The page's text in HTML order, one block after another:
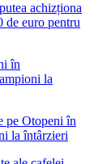
achizționa
de euro pentru
pe Otopeni în
la întârzieri